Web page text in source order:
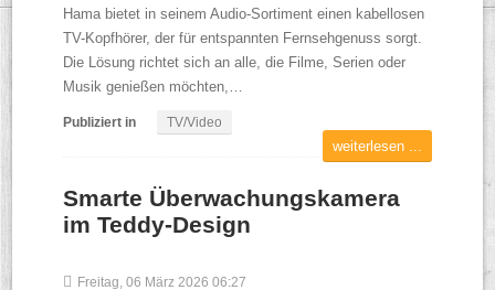
Hama bietet in seinem Audio-Sortiment einen kabellosen
TV-Kopfhörer, der für entspannten Fernsehgenuss sorgt.
Die Lösung richtet sich an alle, die Filme, Serien oder
Musik genießen möchten,…
Publiziert in TV/Video
weiterlesen ...
Smarte Überwachungskamera
im Teddy-Design
Freitag, 06 März 2026 06:27